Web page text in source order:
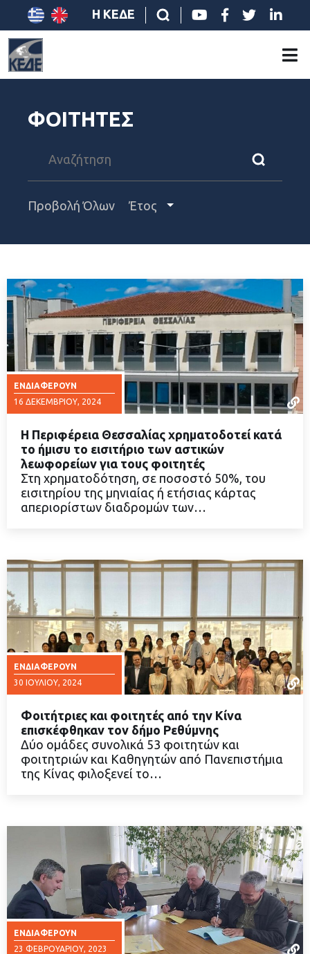
Η ΚΕΔΕ
ΦΟΙΤΗΤΕΣ
Προβολή Όλων Έτος
ΕΝΔΙΑΦΈΡΟΥΝ
16 ΔΕΚΕΜΒΡΊΟΥ, 2024
ΔΙΑΒΑΣΤΕ ΠΕΡΙΣΣΟΤΕΡΑ
Η Περιφέρεια Θεσσαλίας χρηματοδοτεί κατά
το ήμισυ το εισιτήριο των αστικών
λεωφορείων για τους φοιτητές
Στη χρηματοδότηση, σε ποσοστό 50%, του
εισιτηρίου της μηνιαίας ή ετήσιας κάρτας
απεριορίστων διαδρομών των…
ΕΝΔΙΑΦΈΡΟΥΝ
30 ΙΟΥΛΊΟΥ, 2024
ΔΙΑΒΑΣΤΕ ΠΕΡΙΣΣΟΤΕΡΑ
Φοιτήτριες και φοιτητές από την Κίνα
επισκέφθηκαν τον δήμο Ρεθύμνης
Δύο ομάδες συνολικά 53 φοιτητών και
φοιτητριών και Καθηγητών από Πανεπιστήμια
της Κίνας φιλοξενεί το…
ΕΝΔΙΑΦΈΡΟΥΝ
23 ΦΕΒΡΟΥΑΡΊΟΥ, 2023